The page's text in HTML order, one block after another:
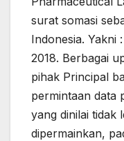
surat somasi
Indonesia. Yakni
2018. Berbagai
pihak Principal
permintaan data
yang dinilai tidak
dipermainkan,